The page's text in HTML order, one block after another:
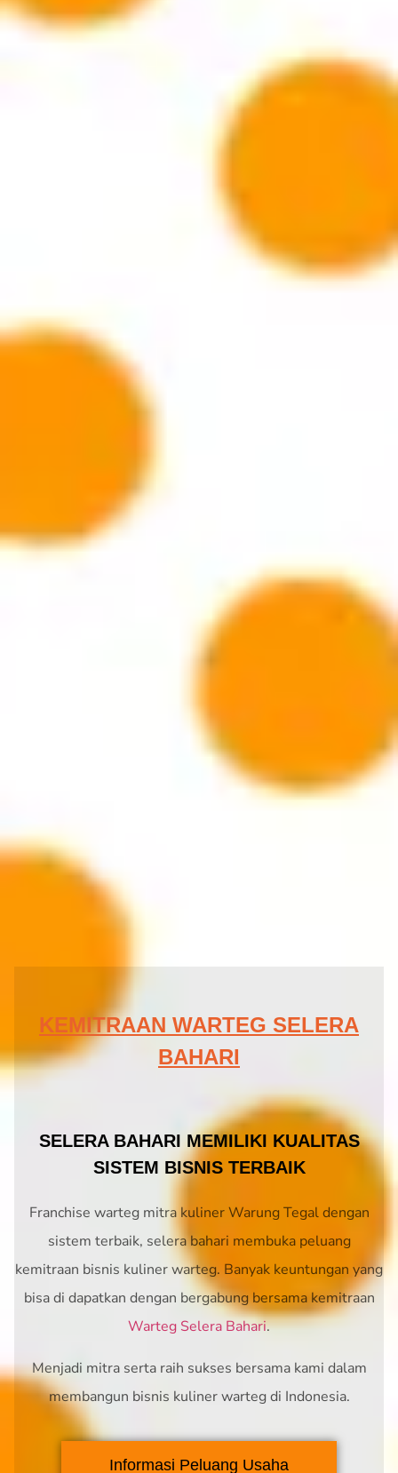
KEMITRAAN WARTEG SELERA
BAHARI
SELERA BAHARI MEMILIKI KUALITAS
SISTEM BISNIS TERBAIK
Franchise warteg mitra kuliner Warung Tegal dengan
sistem terbaik, selera bahari membuka peluang
kemitraan bisnis kuliner warteg. Banyak keuntungan yang
bisa di dapatkan dengan bergabung bersama kemitraan
Warteg Selera Bahari.
Menjadi mitra serta raih sukses bersama kami dalam
membangun bisnis kuliner warteg di Indonesia.
Informasi Peluang Usaha